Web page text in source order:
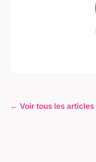
← Voir tous les